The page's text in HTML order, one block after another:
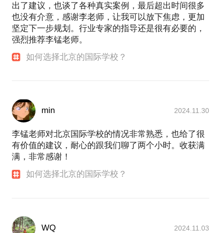
出了建议，也谈了各种真实案例，最后超出时间很多
也没有介意，感谢李老师，让我可以放下焦虑，更加
坚定下一步规划。行业专家的指导还是很有必要的，
强烈推荐李锰老师。
如何选择北京的国际学校？
min 2024.11.30
李锰老师对北京国际学校的情况非常熟悉，也给了很
有价值的建议，耐心的跟我们聊了两个小时。收获满
满，非常感谢！
如何选择北京的国际学校？
WQ 2024.11.03